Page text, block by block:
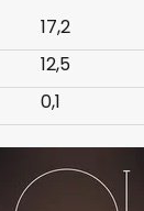
17,2
12,5
0,1